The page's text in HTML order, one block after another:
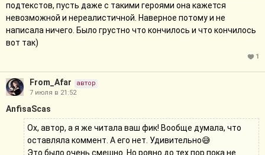
подтекстов, пусть даже с такими героями она кажется
невозможной и нереалистичной. Наверное потому и не
написала ничего. Было грустно что кончилось и что кончилось
вот так)
1
From_Afar
автор
7 июля в 21:52
AnfisaScas
Ох, автор, а я же читала ваш фик! Вообще думала, что
оставляла коммент. А его нет. Удивительно😅
Это было очень смешно. Но ровно до тех пор пока не